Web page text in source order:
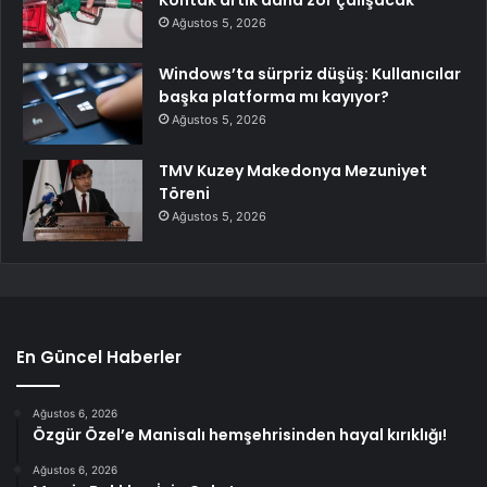
Ağustos 5, 2026
Windows’ta sürpriz düşüş: Kullanıcılar
başka platforma mı kayıyor?
Ağustos 5, 2026
TMV Kuzey Makedonya Mezuniyet
Töreni
Ağustos 5, 2026
En Güncel Haberler
Ağustos 6, 2026
Özgür Özel’e Manisalı hemşehrisinden hayal kırıklığı!
Ağustos 6, 2026